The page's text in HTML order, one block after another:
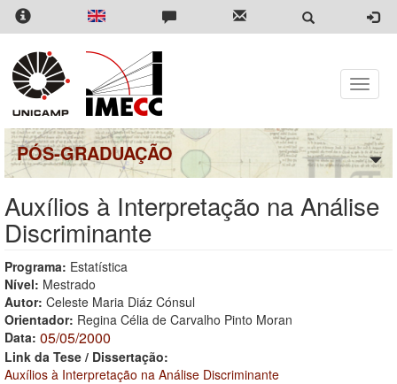
Pular
para
conteúdo
principal
Toggle
PÓS-GRADUAÇÃO
Auxílios à Interpretação na Análise
Discriminante
Programa: Estatística
Nível: Mestrado
Autor: Celeste Maria Diáz Cónsul
Orientador: Regina Célia de Carvalho Pinto Moran
Data: 05/05/2000
Link da Tese / Dissertação:
Auxílios à Interpretação na Análise Discriminante